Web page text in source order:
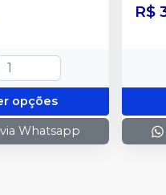
opções
Whatsapp
R$